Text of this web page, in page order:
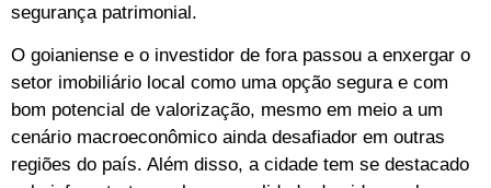
segurança patrimonial.
O goianiense e o investidor de fora passou a enxergar o
setor imobiliário local como uma opção segura e com
bom potencial de valorização, mesmo em meio a um
cenário macroeconômico ainda desafiador em outras
regiões do país. Além disso, a cidade tem se destacado